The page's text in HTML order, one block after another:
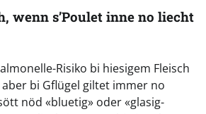
wenn s’Poulet inne no liecht
Risiko bi hiesigem Fleisch
bi Gflügel giltet immer no
nöd «bluetig» oder «glasig-